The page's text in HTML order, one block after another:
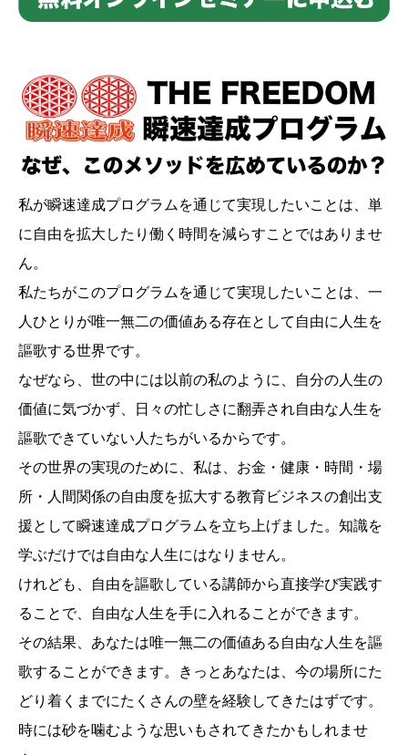
私が瞬速達成プログラムを通じて実現したいことは、単
に自由を拡大したり働く時間を減らすことではありませ
ん。
私たちがこのプログラムを通じて実現したいことは、一
人ひとりが唯一無二の価値ある存在として自由に人生を
謳歌する世界です。
なぜなら、世の中には以前の私のように、自分の人生の
価値に気づかず、日々の忙しさに翻弄され自由な人生を
謳歌できていない人たちがいるからです。
その世界の実現のために、私は、お金・健康・時間・場
所・人間関係の自由度を拡大する教育ビジネスの創出支
援として瞬速達成プログラムを立ち上げました。知識を
学ぶだけでは自由な人生にはなりません。
けれども、自由を謳歌している講師から直接学び実践す
ることで、自由な人生を手に入れることができます。
その結果、あなたは唯一無二の価値ある自由な人生を謳
歌することができます。きっとあなたは、今の場所にた
どり着くまでにたくさんの壁を経験してきたはずです。
時には砂を噛むような思いもされてきたかもしれませ